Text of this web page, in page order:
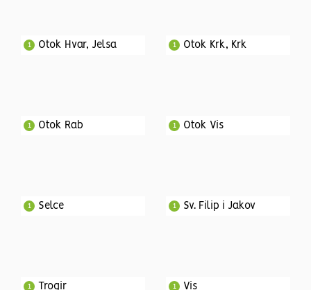
Otok Hvar, Jelsa
1 Otok Krk, Krk
1
Otok Rab
1 Otok Vis
1
Selce
1 Sv. Filip i Jakov
1
Trogir
1 Vis
1